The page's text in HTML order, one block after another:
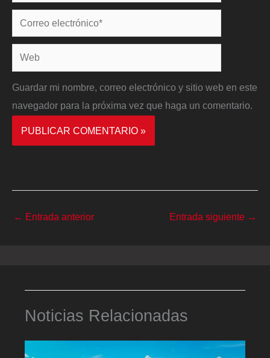
Correo
electrónico*
Web
Guardar mi nombre, correo electrónico y sitio web en este
navegador para la próxima vez que haga un comentario.
← Entrada anterior Entrada siguiente →
Noticias Relacionadas